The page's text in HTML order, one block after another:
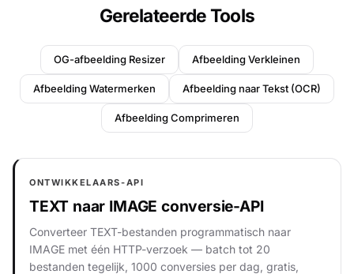
Gerelateerde Tools
OG-afbeelding Resizer Afbeelding Verkleinen
Afbeelding Watermerken Afbeelding naar Tekst (OCR)
Afbeelding Comprimeren
ONTWIKKELAARS-API
TEXT naar IMAGE conversie-API
Converteer TEXT-bestanden programmatisch naar
IMAGE met één HTTP-verzoek — batch tot 20
bestanden tegelijk, 1000 conversies per dag, gratis,